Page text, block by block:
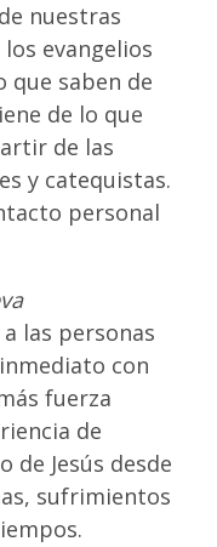
nuestras
evangelios
que saben de
de lo que
de las
y catequistas.
personal
las personas
con
fuerza
de
de Jesús desde
sufrimientos